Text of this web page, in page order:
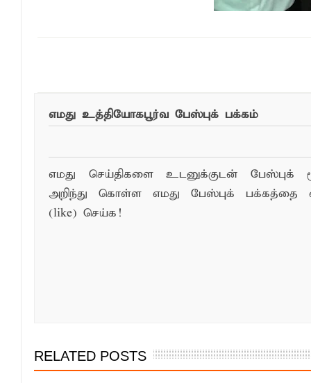
எமது உத்தியோகபூர்வ பேஸ்புக் பக்கம்
எமது செய்திகளை உடனுக்குடன் பேஸ்புக்
அறிந்து கொள்ள எமது பேஸ்புக் பக்கத்தை
(like) செய்க!
RELATED POSTS